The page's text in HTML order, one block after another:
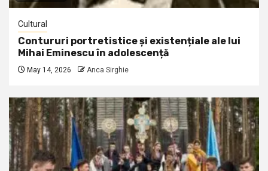
Cultural
Contururi portretistice și existențiale ale lui
Mihai Eminescu în adolescență
May 14, 2026 Anca Sirghie